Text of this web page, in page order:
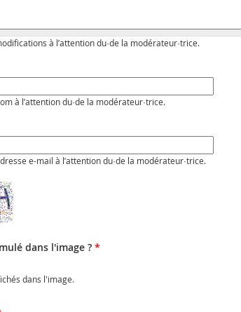
à l’attention du·de la modérateur·trice.
à l’attention du·de la modérateur·trice.
e-mail à l’attention du·de la modérateur·trice.
dans l'image ? *
dans l'image.